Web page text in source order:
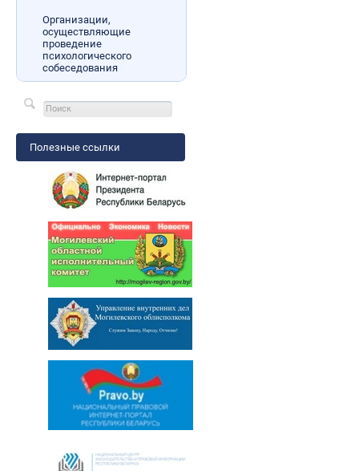
Организации,
осуществляющие
проведение
психологического
собеседования
Полезные ссылки